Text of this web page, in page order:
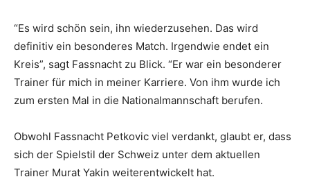
“Es wird schön sein, ihn wiederzusehen. Das wird
definitiv ein besonderes Match. Irgendwie endet ein
Kreis”, sagt Fassnacht zu Blick. “Er war ein besonderer
Trainer für mich in meiner Karriere. Von ihm wurde ich
zum ersten Mal in die Nationalmannschaft berufen.
Obwohl Fassnacht Petkovic viel verdankt, glaubt er, dass
sich der Spielstil der Schweiz unter dem aktuellen
Trainer Murat Yakin weiterentwickelt hat.